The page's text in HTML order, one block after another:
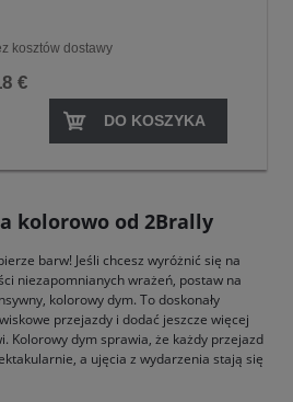
kosztów dostawy
€
DO KOSZYKA
kolorowo od 2Brally
barw! Jeśli chcesz wyróżnić się na
niezapomnianych wrażeń, postaw na
kolorowy dym. To doskonały
przejazdy i dodać jeszcze więcej
Kolorowy dym sprawia, że każdy przejazd
a ujęcia z wydarzenia stają się